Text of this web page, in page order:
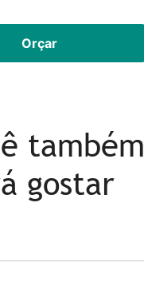
Orçar
também
gostar